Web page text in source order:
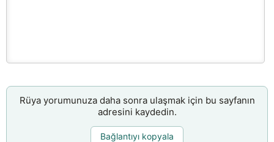
Rüya yorumunuza daha sonra ulaşmak için bu sayfanın
adresini kaydedin.
Bağlantıyı kopyala